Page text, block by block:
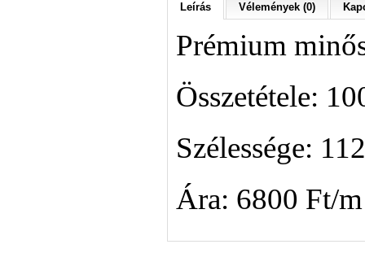
Leírás Vélemények (0)
Prémium
Összetétele:
Szélessége:
Ára: 6800 Ft/m